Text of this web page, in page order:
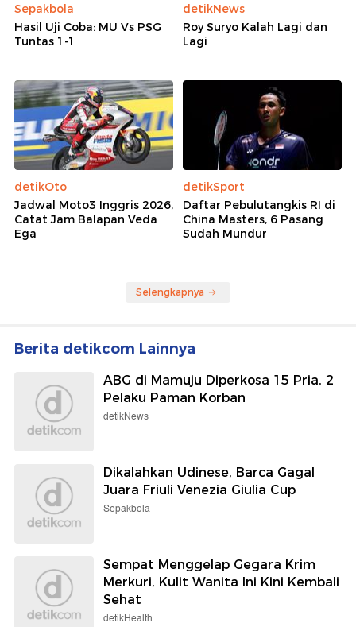
Sepakbola
Hasil Uji Coba: MU Vs PSG
Tuntas 1-1
detikNews
Roy Suryo Kalah Lagi dan
Lagi
detikOto
Jadwal Moto3 Inggris 2026,
Catat Jam Balapan Veda
Ega
detikSport
Daftar Pebulutangkis RI di
China Masters, 6 Pasang
Sudah Mundur
Selengkapnya
Berita detikcom Lainnya
ABG di Mamuju Diperkosa 15 Pria, 2
Pelaku Paman Korban
detikNews
Dikalahkan Udinese, Barca Gagal
Juara Friuli Venezia Giulia Cup
Sepakbola
Sempat Menggelap Gegara Krim
Merkuri, Kulit Wanita Ini Kini Kembali
Sehat
detikHealth